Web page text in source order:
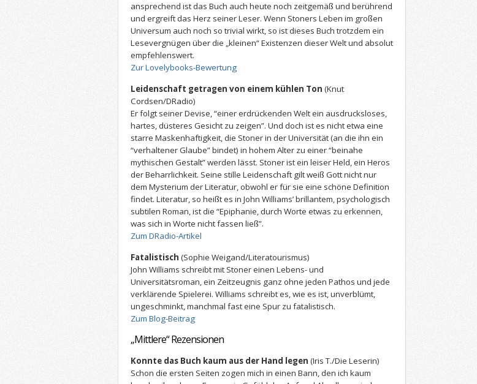
ansprechend ist das Buch auch heute noch zeitgemäß und berührend
und ergreift das Herz seiner Leser. Wenn Stoners Leben im großen
Universum auch noch so trivial wirkt, so ist dieses Buch trotzdem ein
Lesevergnügen über die „kleinen“ Existenzen dieser Welt und absolut
empfehlenswert.
Zur Lovelybooks-Bewertung
Leidenschaft getragen von einem kühlen Ton (Knut
Cordsen/DRadio)
Er folgt seiner Devise, “einer erdrückenden Welt ein ausdrucksloses,
hartes, düsteres Gesicht zu zeigen”. Und doch ist es nicht etwa eine
starre Maskenhaftigkeit, die Stoner in der Universität (an die ihn ein
“verhaltener Glaube” bindet) in hohem Alter zu einer “beinahe
mythischen Gestalt” werden lässt. Stoner ist ein leiser Held, ein Heros
der Beharrlichkeit. Seine stille Leidenschaft gilt weiß Gott nicht nur
dem Mysterium der Literatur, obwohl er für sie eine schöne Definition
findet. Literatur, so heißt es in John Williams’ brillantem, psychologisch
subtilen Roman, ist die “Epiphanie, durch Worte etwas zu erkennen,
was sich in Worte nicht fassen ließ”.
Zum DRadio-Artikel
Fatalistisch (Sophie Weigand/Literatourismus)
John Williams schreibt mit Stoner einen Lebens- und
Universitätsroman, ein Zeitzeugnis ganz ohne jeden Pathos und jede
verklärende Spielerei. Williams schreibt es, wie es ist, unverblümt,
ungeschminkt, manchmal fast eine Spur zu fatalistisch.
Zum Blog-Beitrag
„Mittlere“ Rezensionen
Konnte das Buch kaum aus der Hand legen (Iris T./Die Leserin)
Schon die ersten Seiten zogen mich in einen Bann, den ich kaum